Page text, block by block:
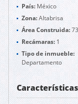
País:México
Zona:Altabrisa
Área Construida:
Recámaras:1
Tipo de inmueble:
Departamento